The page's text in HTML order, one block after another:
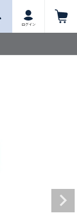
ログイン